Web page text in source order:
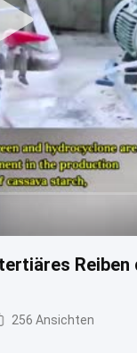
Reiben
256 Ansichten